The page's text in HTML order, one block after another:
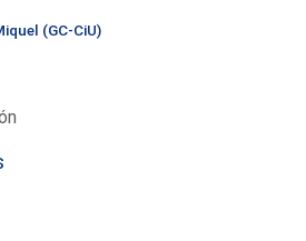
(GC-CiU)